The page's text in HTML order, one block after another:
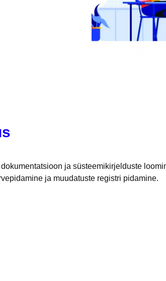
ja süsteemikirjelduste
ja muudatuste registri pidamine.